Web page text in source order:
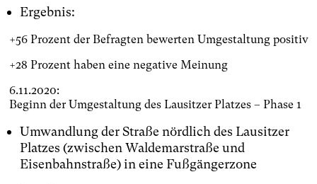
Ergebnis:
+56 Prozent der Befragten bewerten Umgestaltung positiv
+28 Prozent haben eine negative Meinung
6.11.2020:
Beginn der Umgestaltung des Lausitzer Platzes – Phase 1
Umwandlung der Straße nördlich des Lausitzer
Platzes (zwischen Waldemarstraße und
Eisenbahnstraße) in eine Fußgängerzone